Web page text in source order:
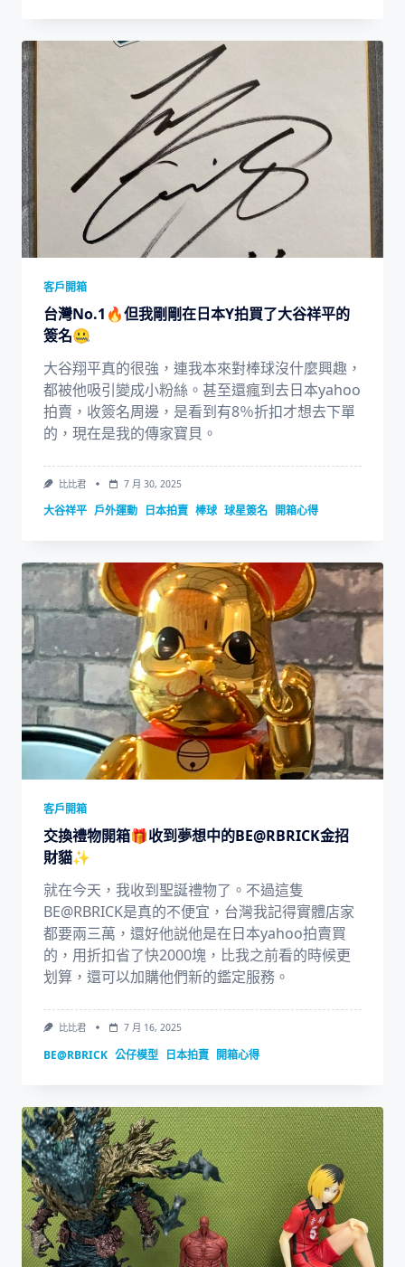
客戶開箱
台灣No.1🔥但我剛剛在日本Y拍買了大谷祥平的
簽名🤐
大谷翔平真的很強，連我本來對棒球沒什麼興趣，
都被他吸引變成小粉絲。甚至還瘋到去日本yahoo
拍賣，收簽名周邊，是看到有8％折扣才想去下單
的，現在是我的傳家寶貝。
比比君 7 月 30, 2025
大谷祥平 戶外運動 日本拍賣 棒球 球星簽名 開箱心得
客戶開箱
交換禮物開箱🎁收到夢想中的BE@RBRICK金招
財貓✨
就在今天，我收到聖誕禮物了。不過這隻
BE@RBRICK是真的不便宜，台灣我記得實體店家
都要兩三萬，還好他説他是在日本yahoo拍賣買
的，用折扣省了快2000塊，比我之前看的時候更
划算，還可以加購他們新的鑑定服務。
比比君 7 月 16, 2025
BE@RBRICK 公仔模型 日本拍賣 開箱心得